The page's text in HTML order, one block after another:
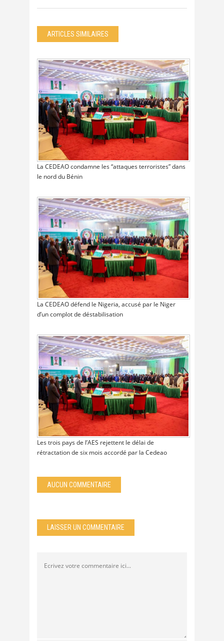
ARTICLES SIMILAIRES
La CEDEAO condamne les “attaques terroristes” dans
le nord du Bénin
La CEDEAO défend le Nigeria, accusé par le Niger
d’un complot de déstabilisation
Les trois pays de l’AES rejettent le délai de
rétractation de six mois accordé par la Cedeao
AUCUN COMMENTAIRE
LAISSER UN COMMENTAIRE